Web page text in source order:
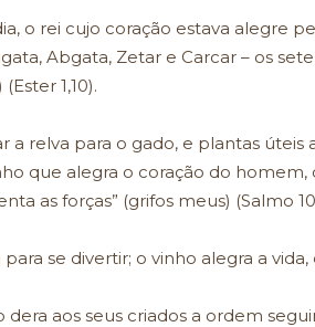
o rei cujo coração estava alegre
Abgata, Zetar e Carcar – os
1,10).
a relva para o gado, e plantas
que alegra o coração do
as forças” (grifos meus) (Salmo
para se divertir; o vinho alegra a
dera aos seus criados a ordem